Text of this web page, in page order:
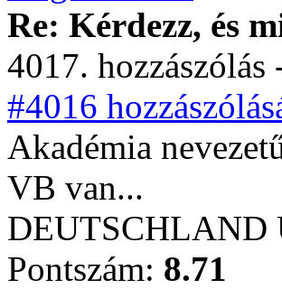
Re: Kérdezz, és
4017.
#4016
Akadémia
VB van...
Pontszám: 8.71